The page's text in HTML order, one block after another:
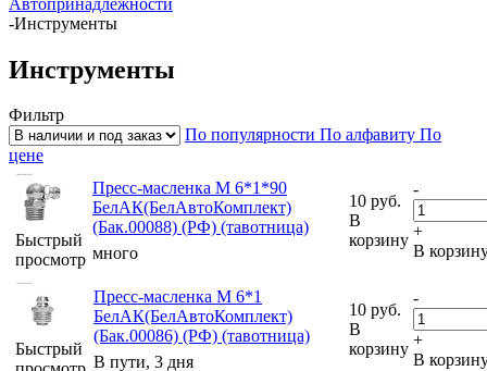
-Инструменты
Инструменты
Фильтр
По популярности По алфавиту По
цене
Быстрый
просмотр
Пресс-масленка М 6*1*90
БелАК(БелАвтоКомплект)
(Бак.00088) (РФ) (тавотница)
много
10 руб.
В
корзину
-
+
В
Быстрый
Пресс-масленка М 6*1
БелАК(БелАвтоКомплект)
(Бак.00086) (РФ) (тавотница)
В пути, 3 дня
10 руб.
В
корзину
-
+
В